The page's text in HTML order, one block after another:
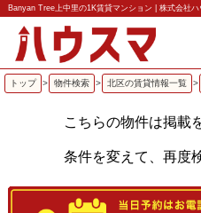
Banyan Tree上中里の1K賃貸マンション | 株式会社ハ
トップ > 物件検索 > 北区の賃貸情報一覧 >
こちらの物件は掲載
条件を変えて、再度